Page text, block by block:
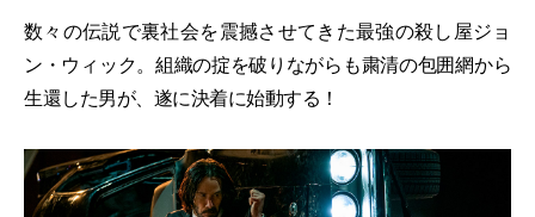
数々の伝説で裏社会を震撼させてきた最強の殺し屋ジョ
ン・ウィック。組織の掟を破りながらも粛清の包囲網から
生還した男が、遂に決着に始動する！